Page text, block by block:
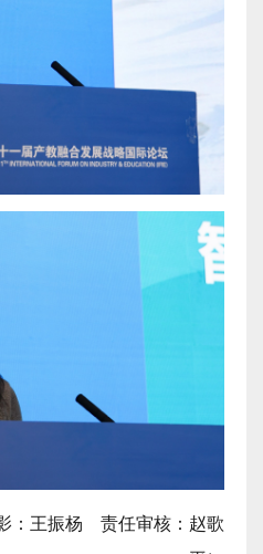
：王振杨 责任审核：赵歌